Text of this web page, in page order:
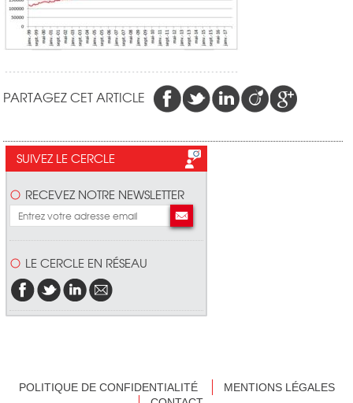
PARTAGEZ CET ARTICLE
SUIVEZ LE CERCLE
RECEVEZ NOTRE NEWSLETTER
LE CERCLE EN RÉSEAU
POLITIQUE DE CONFIDENTIALITÉ
MENTIONS LÉGALES